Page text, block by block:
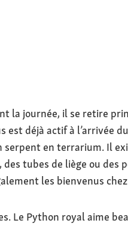
nocturne
la journée, il se retire
déjà actif à l’arrivée
en terrarium. Il
tubes de liège ou des
les bienvenus
Le Python royal aime